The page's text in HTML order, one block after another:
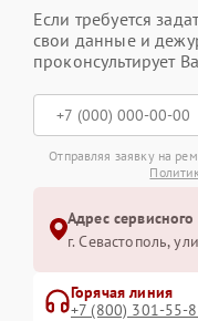
Если требуется
свои данные и
проконсультирует
Отправляя заявку на
Адрес
г. Севастополь,
Горячая линия
+7 (800) 301-55-